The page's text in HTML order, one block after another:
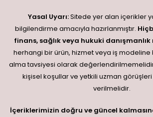
Yasal Uyarı:Sitede yer alan içerikler
bilgilendirme amacıyla hazırlanmıştır.
finans, sağlık veya hukuki
herhangi bir ürün, hizmet veya iş modeline
alma tavsiyesi olarak
kişisel koşullar ve yetkili uzman
verilmelidir.
İçeriklerimizin doğru ve güncel